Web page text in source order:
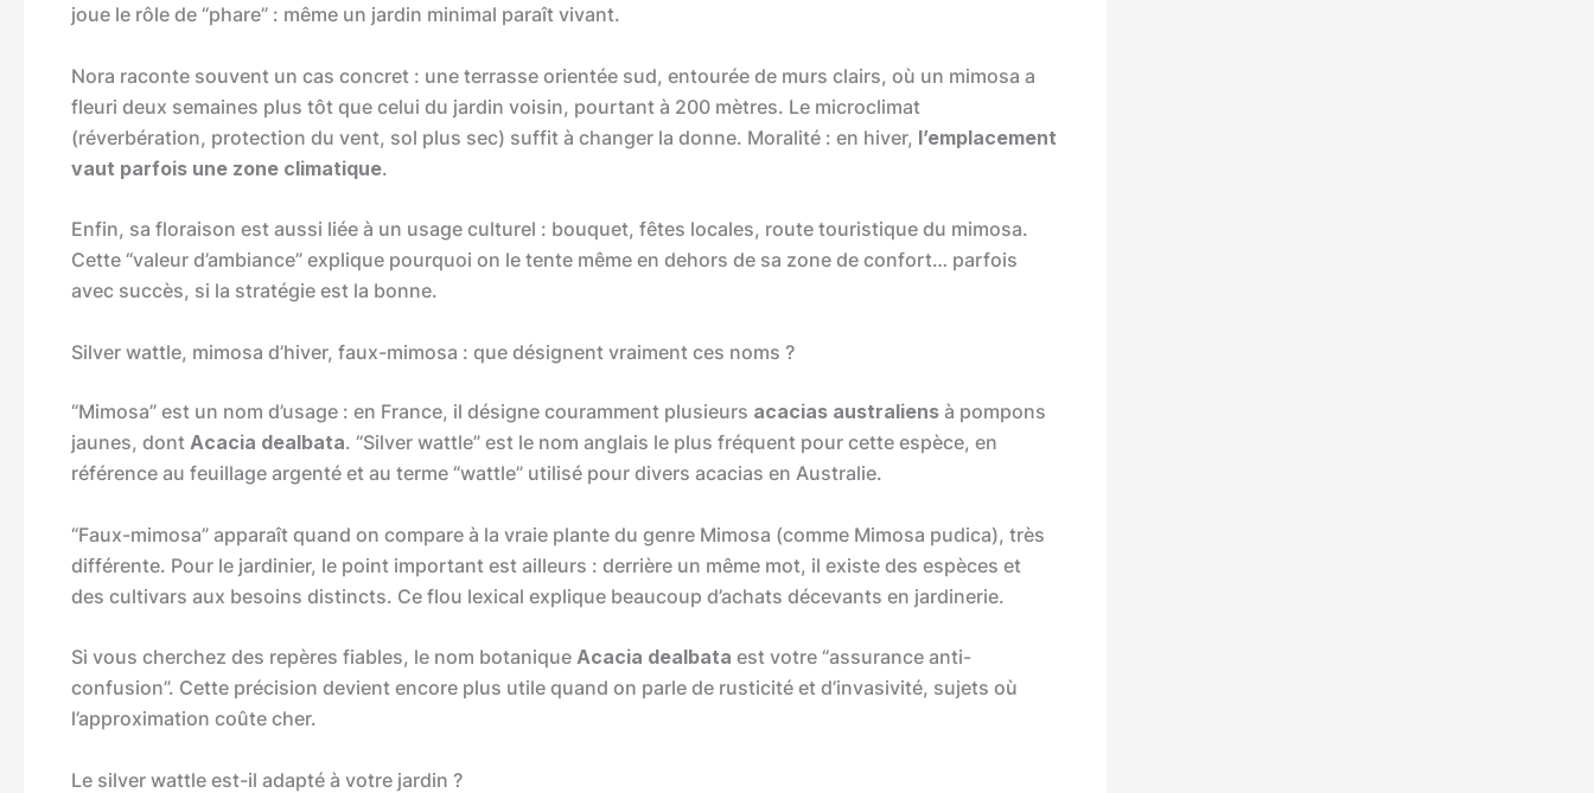
joue le rôle de “phare” : même un jardin minimal paraît vivant.
Nora raconte souvent un cas concret : une terrasse orientée sud, entourée de murs clairs, où un mimosa a
fleuri deux semaines plus tôt que celui du jardin voisin, pourtant à 200 mètres. Le microclimat
(réverbération, protection du vent, sol plus sec) suffit à changer la donne. Moralité : en hiver, l’emplacement
vaut parfois une zone climatique.
Enfin, sa floraison est aussi liée à un usage culturel : bouquet, fêtes locales, route touristique du mimosa.
Cette “valeur d’ambiance” explique pourquoi on le tente même en dehors de sa zone de confort… parfois
avec succès, si la stratégie est la bonne.
Silver wattle, mimosa d’hiver, faux-mimosa : que désignent vraiment ces noms ?
“Mimosa” est un nom d’usage : en France, il désigne couramment plusieurs acacias australiens à pompons
jaunes, dont Acacia dealbata. “Silver wattle” est le nom anglais le plus fréquent pour cette espèce, en
référence au feuillage argenté et au terme “wattle” utilisé pour divers acacias en Australie.
“Faux-mimosa” apparaît quand on compare à la vraie plante du genre Mimosa (comme Mimosa pudica), très
différente. Pour le jardinier, le point important est ailleurs : derrière un même mot, il existe des espèces et
des cultivars aux besoins distincts. Ce flou lexical explique beaucoup d’achats décevants en jardinerie.
Si vous cherchez des repères fiables, le nom botanique Acacia dealbata est votre “assurance anti-
confusion”. Cette précision devient encore plus utile quand on parle de rusticité et d’invasivité, sujets où
l’approximation coûte cher.
Le silver wattle est-il adapté à votre jardin ?